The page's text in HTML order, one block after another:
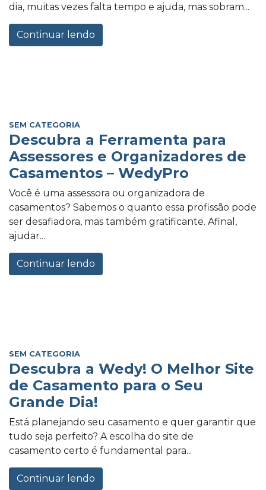
dia, muitas vezes falta tempo e ajuda, mas sobram...
Continuar lendo
SEM CATEGORIA
Descubra a Ferramenta para
Assessores e Organizadores de
Casamentos – WedyPro
Você é uma assessora ou organizadora de
casamentos? Sabemos o quanto essa profissão pode
ser desafiadora, mas também gratificante. Afinal,
ajudar...
Continuar lendo
SEM CATEGORIA
Descubra a Wedy! O Melhor Site
de Casamento para o Seu
Grande Dia!
Está planejando seu casamento e quer garantir que
tudo seja perfeito? A escolha do site de
casamento certo é fundamental para...
Continuar lendo